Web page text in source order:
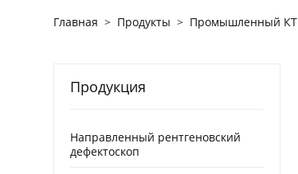
Главная > Продукты > Промышленный КТ
Продукция
Направленный рентгеновский
дефектоскоп